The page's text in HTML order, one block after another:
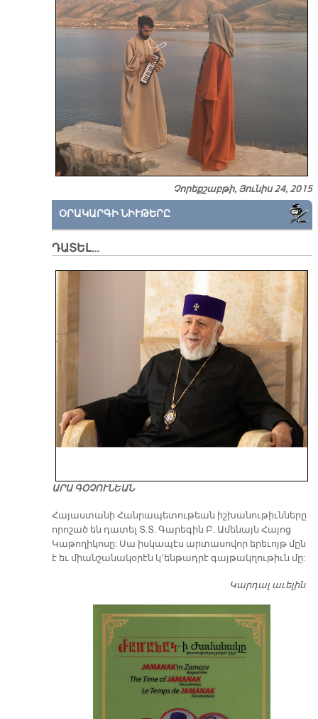
Չորեքշաբթի, Յունիս 24, 2015
ՕՐԱԿԱՐԳԻ ՆԻՒԹԵՐԸ
ԴԱՏԵԼ…
ԱՐԱ ԳՕՉՈՒՆԵԱՆ
​Հայաստանի Հանրապետութեան իշխանութիւնները
որոշած են դատել Տ.Տ. Գարեգին Բ. Ամենայն Հայոց
Կաթողիկոսը: Սա իսկապէս արտասովոր երեւոյթ մըն
է եւ միանշանակօրէն կ՚ենթադրէ գայթակղութիւն մը:
Կարդալ աւելին